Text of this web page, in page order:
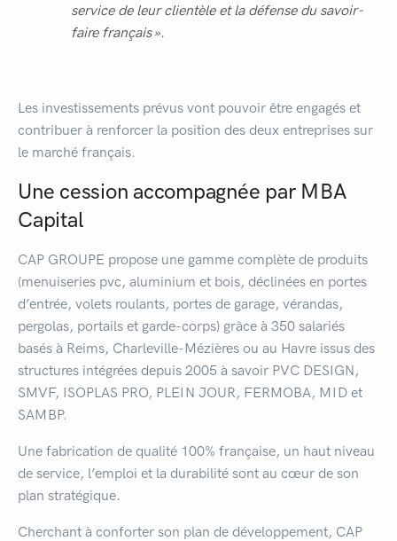
service de leur clientèle et la défense du savoir-
faire français ».
Les investissements prévus vont pouvoir être engagés et
contribuer à renforcer la position des deux entreprises sur
le marché français.
Une cession accompagnée par MBA
Capital
CAP GROUPE propose une gamme complète de produits
(menuiseries pvc, aluminium et bois, déclinées en portes
d’entrée, volets roulants, portes de garage, vérandas,
pergolas, portails et garde-corps) grâce à 350 salariés
basés à Reims, Charleville-Mézières ou au Havre issus des
structures intégrées depuis 2005 à savoir PVC DESIGN,
SMVF, ISOPLAS PRO, PLEIN JOUR, FERMOBA, MID et
SAMBP.
Une fabrication de qualité 100% française, un haut niveau
de service, l’emploi et la durabilité sont au cœur de son
plan stratégique.
Cherchant à conforter son plan de développement, CAP